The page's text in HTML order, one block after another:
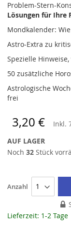
Problem-Stern-
Lösungen für Ihre
Mondkalender:
Astro-Extra zu
Spezielle
50 zusätzliche
Astrologische
frei
3,20 € Inkl.
AUF LAGER
Noch 32 Stück
Anzahl
Lieferzeit: 1-2 Tage